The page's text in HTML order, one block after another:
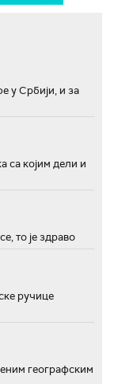
у Србији, и за
са којим дели и
то је здраво
ручице
географским